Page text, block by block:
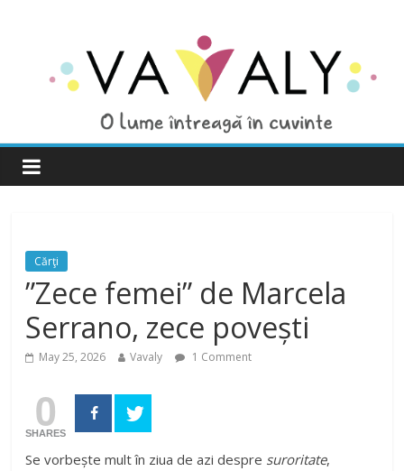
Cărţi
”Zece femei” de Marcela
Serrano, zece povești
May 25, 2026 Vavaly 1 Comment
0
SHARES
Se vorbește mult în ziua de azi despre suroritate,